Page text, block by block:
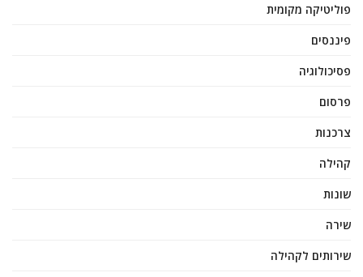
פוליטיקה מקומית
פיננסים
פסיכולוגיה
פרסום
צרכנות
קהילה
שונות
שירה
שירותים לקהילה